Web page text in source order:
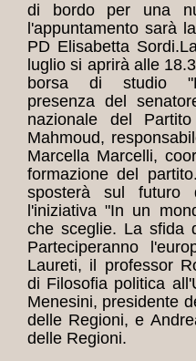
di bordo per una
l'appuntamento sarà
PD Elisabetta Sordi.
luglio si aprirà alle
borsa di studio
presenza del
nazionale del
Mahmoud,
Marcella Marcelli,
formazione del partito.
sposterà sul futuro
l'iniziativa "In un
che sceglie. La sfida
Parteciperanno
Laureti, il professor
di Filosofia politica
Menesini, presidente
delle Regioni, e
delle Regioni.